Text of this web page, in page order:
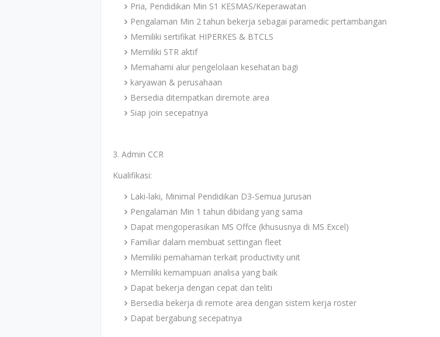
Pria, Pendidikan Min S1 KESMAS/Keperawatan
Pengalaman Min 2 tahun bekerja sebagai paramedic pertambangan
Memiliki sertifikat HIPERKES & BTCLS
Memiliki STR aktif
Memahami alur pengelolaan kesehatan bagi
karyawan & perusahaan
Bersedia ditempatkan diremote area
Siap join secepatnya
3. Admin CCR
Kualifikasi:
Laki-laki, Minimal Pendidikan D3-Semua Jurusan
Pengalaman Min 1 tahun dibidang yang sama
Dapat mengoperasikan MS Offce (khususnya di MS Excel)
Familiar dalam membuat settingan fleet
Memiliki pemahaman terkait productivity unit
Memiliki kemampuan analisa yang baik
Dapat bekerja dengan cepat dan teliti
Bersedia bekerja di remote area dengan sistem kerja roster
Dapat bergabung secepatnya